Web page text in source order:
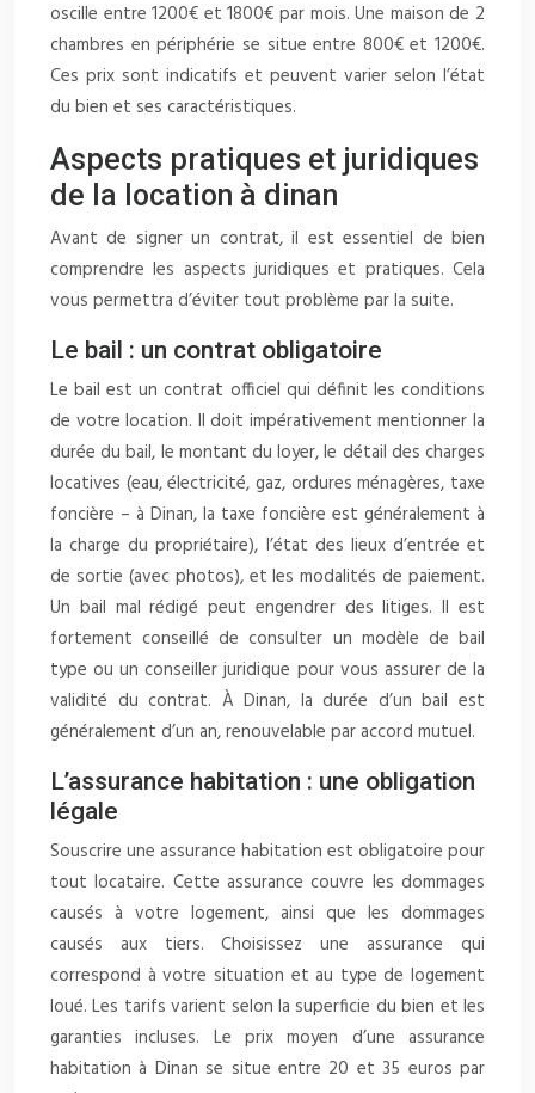
oscille entre 1200€ et 1800€ par mois. Une maison de 2
chambres en périphérie se situe entre 800€ et 1200€.
Ces prix sont indicatifs et peuvent varier selon l’état
du bien et ses caractéristiques.
Aspects pratiques et juridiques
de la location à dinan
Avant de signer un contrat, il est essentiel de bien
comprendre les aspects juridiques et pratiques. Cela
vous permettra d’éviter tout problème par la suite.
Le bail : un contrat obligatoire
Le bail est un contrat officiel qui définit les conditions
de votre location. Il doit impérativement mentionner la
durée du bail, le montant du loyer, le détail des charges
locatives (eau, électricité, gaz, ordures ménagères, taxe
foncière – à Dinan, la taxe foncière est généralement à
la charge du propriétaire), l’état des lieux d’entrée et
de sortie (avec photos), et les modalités de paiement.
Un bail mal rédigé peut engendrer des litiges. Il est
fortement conseillé de consulter un modèle de bail
type ou un conseiller juridique pour vous assurer de la
validité du contrat. À Dinan, la durée d’un bail est
généralement d’un an, renouvelable par accord mutuel.
L’assurance habitation : une obligation
légale
Souscrire une assurance habitation est obligatoire pour
tout locataire. Cette assurance couvre les dommages
causés à votre logement, ainsi que les dommages
causés aux tiers. Choisissez une assurance qui
correspond à votre situation et au type de logement
loué. Les tarifs varient selon la superficie du bien et les
garanties incluses. Le prix moyen d’une assurance
habitation à Dinan se situe entre 20 et 35 euros par